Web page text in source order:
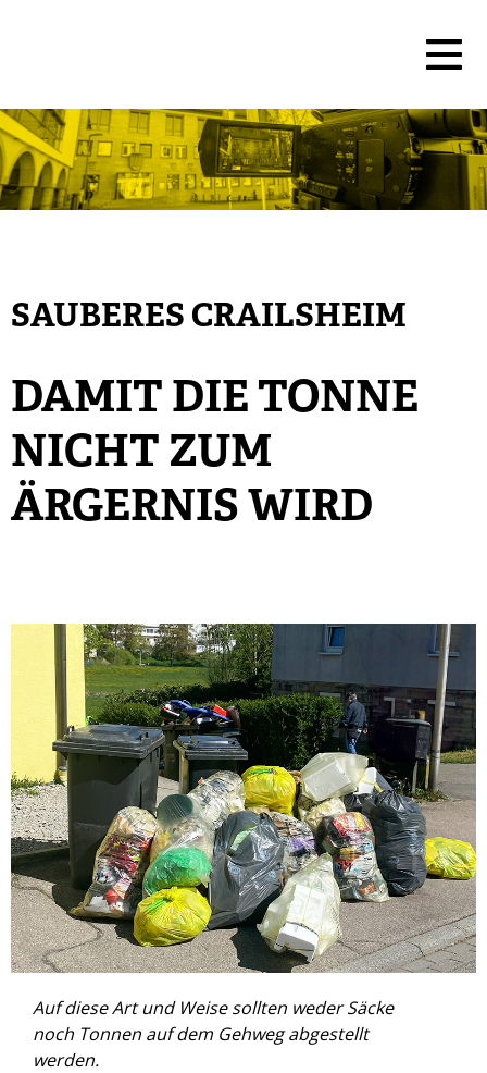
SAUBERES CRAILSHEIM
DAMIT DIE TONNE
NICHT ZUM
ÄRGERNIS WIRD
Auf diese Art und Weise sollten weder Säcke
noch Tonnen auf dem Gehweg abgestellt
werden.